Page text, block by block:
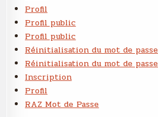
Profil
Profil public
Profil public
Réinitialisation du mot de passe
Réinitialisation du mot de passe
Inscription
Profil
RAZ Mot de Passe